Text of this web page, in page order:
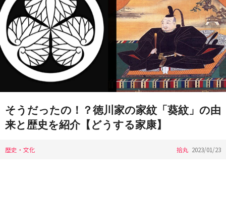
そうだったの！？徳川家の家紋「葵紋」の由
来と歴史を紹介【どうする家康】
歴史・文化 拾丸 2023/01/23